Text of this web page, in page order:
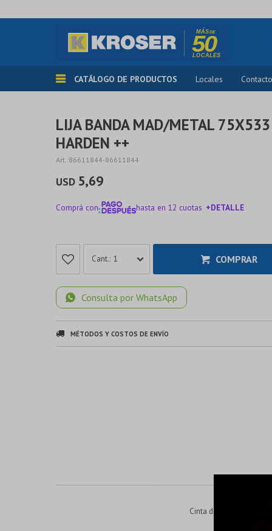
CATÁLOGO DE PRODUCTOS Locales Contacto
LIJA BANDA MAD/METAL
HARDEN ++
86611844-86611844
USD 5,69
Comprá con hasta en 12 cuotas +DETALLE
1 COMPRAR
Consulta por WhatsApp
MÉTODOS Y COSTOS DE ENVÍO
Cinta de lijado de 5